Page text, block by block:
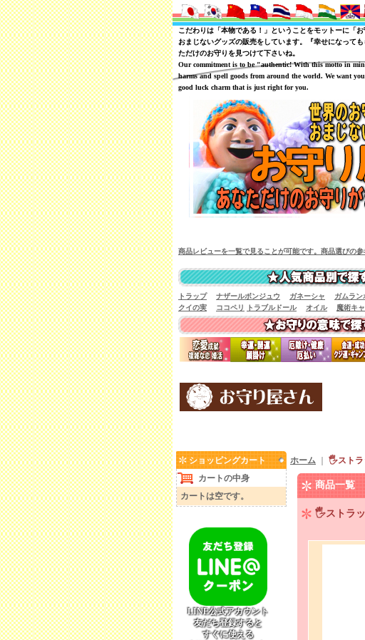
こだわりは「本物である！」ということをモットーに「
おまじないグッズの販売をしています。『幸せになって
ただけのお守りを見つけて下さいね。
Our commitment is to be "authentic! With this motto in
harms and spell goods from around the world. We want
good luck charm that is just right for you.
商品レビューを一覧で見ることが可能です。商品選びの参
トラップ
ナザールボンジュウ ガネーシャ ガムラン
クイの実
ココペリ トラブルドール オイル 魔術キ
ショッピングカート
カートの中身
カートは空です。
LINE公式アカウント
友だち登録すると
すぐに使える
ホーム 🖐️ストラ
商品一覧
🖐️ストラ